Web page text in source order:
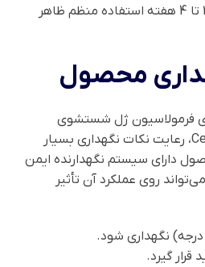
کاهش چربی معمولاً طی 2 تا 4 هفته استفاده منظم ظاهر
فرمولاسیون ژل شستشوی
CeraVe Foaming Cleanser، رعایت نکات نگهداری بسیار
دارای سیستم نگهدارنده ایمن
روی عملکرد آن تأثیر
قرار گیرد.